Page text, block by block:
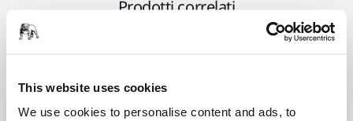
This website uses cookies
We use cookies to personalise content and ads, to
Prodotti correlati
Mascherine FFP2 in Nanofibre e